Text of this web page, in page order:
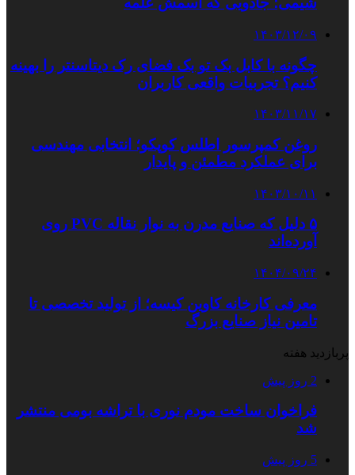
۱۴۰۳/۱۲/۰۹
چگونه با کابل بک تو بک فضای رک دیتاسنتر را بهینه
کنیم؟ تجربیات واقعی کاربران
۱۴۰۳/۱۱/۱۷
روغن کمپرسور اطلس کوپکو؛ انتخابی مهندسی
برای عملکرد مطمئن و پایدار
۱۴۰۳/۱۰/۱۱
۵ دلیل که صنایع مدرن به نوار نقاله PVC روی
آورده‌اند
۱۴۰۴/۰۹/۲۴
معرفی کارخانه کاوین کیسه؛ از تولید تخصصی تا
تامین نیاز صنایع بزرگ
پربازدید هفته
2 روز پیش
فراخوان ساخت مودم نوری با تراشه بومی منتشر
شد
5 روز پیش